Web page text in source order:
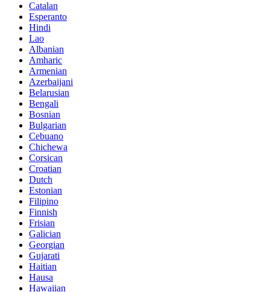
Catalan
Esperanto
Hindi
Lao
Albanian
Amharic
Armenian
Azerbaijani
Belarusian
Bengali
Bosnian
Bulgarian
Cebuano
Chichewa
Corsican
Croatian
Dutch
Estonian
Filipino
Finnish
Frisian
Galician
Georgian
Gujarati
Haitian
Hausa
Hawaiian